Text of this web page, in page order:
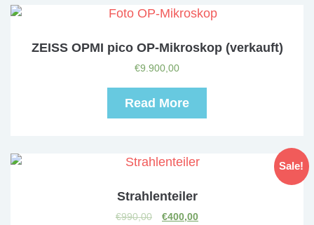
ZEISS OPMI pico OP-Mikroskop (verkauft)
€9.900,00
Read More
Sale!
Strahlenteiler
€990,00 €400,00